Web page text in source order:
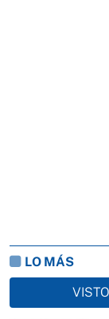
LO MÁS
VISTO